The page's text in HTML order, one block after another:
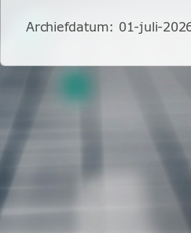
Archiefdatum: 01-juli-